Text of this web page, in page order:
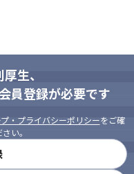
生、
員登録が必要です
・プライバシーポリシーをご確
い。